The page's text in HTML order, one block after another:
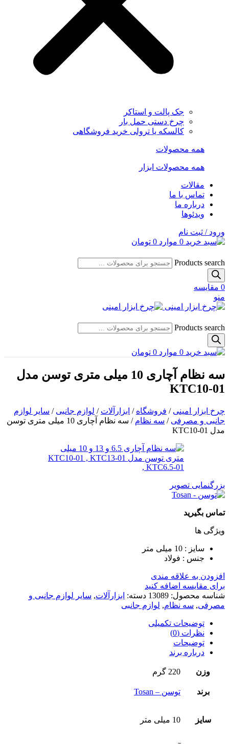
جک پالت و استاکر
چرخ دستی حمل بار
کالسکه یا ترولی خرید فروشگاهی
همه محصولات
همه محصولات ابزار
مقالات
تماس با ما
درباره ما
ویدئوها
ورود / ثبت نام
0 موارد 0 تومان
Products search
0 مقایسه
منو
Products search
0 موارد 0 تومان
سه نظام آچاری 10 میلی متری توسن مدل
KTC10-01
چرخ ابزار امینی / فروشگاه / ابزارآلات / لوازم جانبی / سایر لوازم
جانبی و مصرفی / سه نظام /
سه نظام آچاری 10 میلی متری توسن
مدل KTC10-01
بزرگنمایی تصویر
تماس بگیرید
ویژگی ها
سایز : 10 میلی متر
جنس : فولاد
افزودن به علاقه مندی
برای مقایسه اضافه کنید
شناسه محصول: 13089 دسته: ابزارآلات, سایر لوازم جانبی و
مصرفی, سه نظام, لوازم جانبی
توضیحات تکمیلی
نظرات (0)
توضیحات
درباره برند
وزن 220 گرم
برند توسن – Tosan
سایز 10 میلی متر